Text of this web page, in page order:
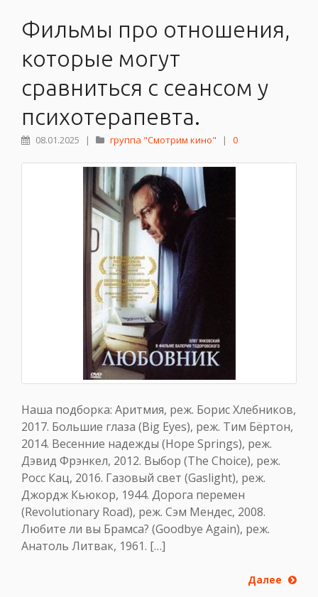
Фильмы про отношения,
которые могут
сравниться с сеансом у
психотерапевта.
08.01.2025 | группа "Смотрим кино" | 0
Наша подборка: Аритмия, реж. Борис Хлебников,
2017. Большие глаза (Big Eyes), реж. Тим Бёртон,
2014. Весенние надежды (Hope Springs), реж.
Дэвид Фрэнкел, 2012. Выбор (The Choice), реж.
Росс Кац, 2016. Газовый свет (Gaslight), реж.
Джордж Кьюкор, 1944. Дорога перемен
(Revolutionary Road), реж. Сэм Мендес, 2008.
Любите ли вы Брамса? (Goodbye Again), реж.
Анатоль Литвак, 1961. […]
Далее